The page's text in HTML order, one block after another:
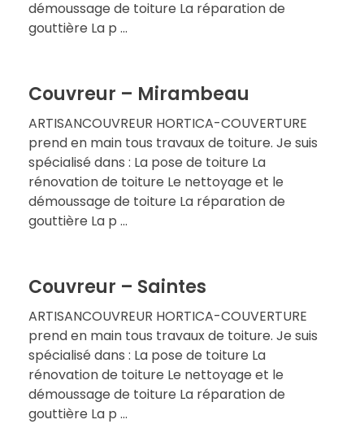
démoussage de toiture La réparation de
gouttière La p ...
Couvreur – Mirambeau
ARTISANCOUVREUR HORTICA-COUVERTURE
prend en main tous travaux de toiture. Je suis
spécialisé dans : La pose de toiture La
rénovation de toiture Le nettoyage et le
démoussage de toiture La réparation de
gouttière La p ...
Couvreur – Saintes
ARTISANCOUVREUR HORTICA-COUVERTURE
prend en main tous travaux de toiture. Je suis
spécialisé dans : La pose de toiture La
rénovation de toiture Le nettoyage et le
démoussage de toiture La réparation de
gouttière La p ...